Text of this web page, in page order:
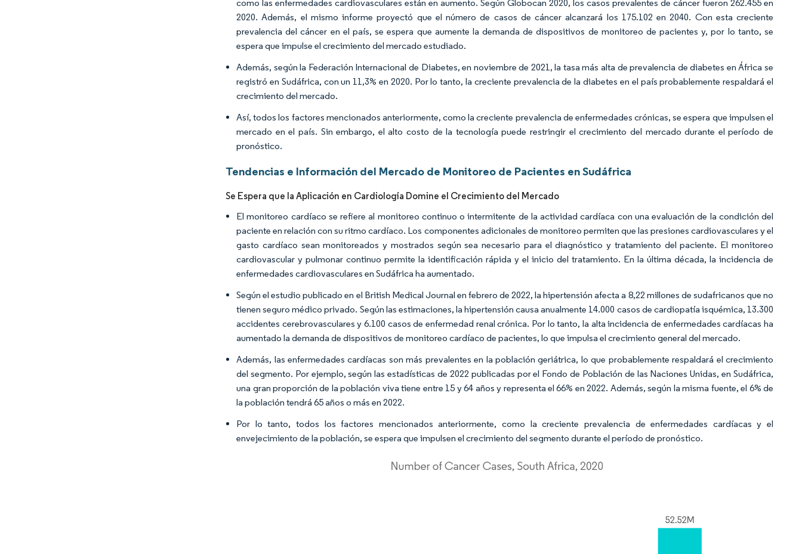
como las enfermedades cardiovasculares están en aumento. Según Globocan 2020, los casos prevalentes de cáncer fueron 262.455 en
2020. Además, el mismo informe proyectó que el número de casos de cáncer alcanzará los 175.102 en 2040. Con esta creciente
prevalencia del cáncer en el país, se espera que aumente la demanda de dispositivos de monitoreo de pacientes y, por lo tanto, se
espera que impulse el crecimiento del mercado estudiado.
Además, según la Federación Internacional de Diabetes, en noviembre de 2021, la tasa más alta de prevalencia de diabetes en África se
registró en Sudáfrica, con un 11,3% en 2020. Por lo tanto, la creciente prevalencia de la diabetes en el país probablemente respaldará el
crecimiento del mercado.
Así, todos los factores mencionados anteriormente, como la creciente prevalencia de enfermedades crónicas, se espera que impulsen el
mercado en el país. Sin embargo, el alto costo de la tecnología puede restringir el crecimiento del mercado durante el período de
pronóstico.
Tendencias e Información del Mercado de Monitoreo de Pacientes en Sudáfrica
Se Espera que la Aplicación en Cardiología Domine el Crecimiento del Mercado
El monitoreo cardíaco se refiere al monitoreo continuo o intermitente de la actividad cardíaca con una evaluación de la condición del
paciente en relación con su ritmo cardíaco. Los componentes adicionales de monitoreo permiten que las presiones cardiovasculares y el
gasto cardíaco sean monitoreados y mostrados según sea necesario para el diagnóstico y tratamiento del paciente. El monitoreo
cardiovascular y pulmonar continuo permite la identificación rápida y el inicio del tratamiento. En la última década, la incidencia de
enfermedades cardiovasculares en Sudáfrica ha aumentado.
Según el estudio publicado en el British Medical Journal en febrero de 2022, la hipertensión afecta a 8,22 millones de sudafricanos que no
tienen seguro médico privado. Según las estimaciones, la hipertensión causa anualmente 14.000 casos de cardiopatía isquémica, 13.300
accidentes cerebrovasculares y 6.100 casos de enfermedad renal crónica. Por lo tanto, la alta incidencia de enfermedades cardíacas ha
aumentado la demanda de dispositivos de monitoreo cardíaco de pacientes, lo que impulsa el crecimiento general del mercado.
Además, las enfermedades cardíacas son más prevalentes en la población geriátrica, lo que probablemente respaldará el crecimiento
del segmento. Por ejemplo, según las estadísticas de 2022 publicadas por el Fondo de Población de las Naciones Unidas, en Sudáfrica,
una gran proporción de la población viva tiene entre 15 y 64 años y representa el 66% en 2022. Además, según la misma fuente, el 6% de
la población tendrá 65 años o más en 2022.
Por lo tanto, todos los factores mencionados anteriormente, como la creciente prevalencia de enfermedades cardíacas y el
envejecimiento de la población, se espera que impulsen el crecimiento del segmento durante el período de pronóstico.